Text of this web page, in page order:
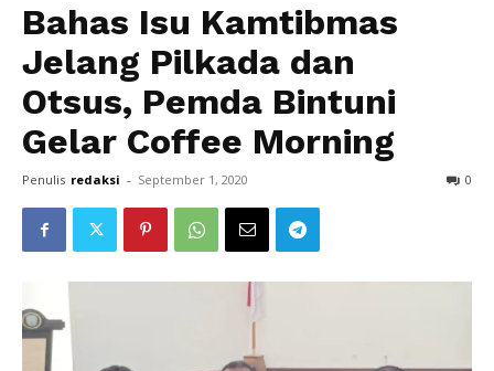
Bahas Isu Kamtibmas
Jelang Pilkada dan
Otsus, Pemda Bintuni
Gelar Coffee Morning
Penulis redaksi - September 1, 2020 0